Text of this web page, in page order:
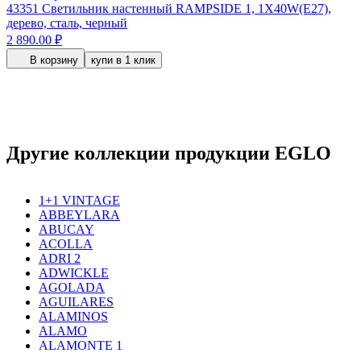
43351 Светильник настенный RAMPSIDE 1, 1X40W(E27),
дерево, сталь, черный
2 890.00 ₽
В корзину купи в 1 клик
Другие коллекции продукции EGLO
1+1 VINTAGE
ABBEYLARA
ABUCAY
ACOLLA
ADRI 2
ADWICKLE
AGOLADA
AGUILARES
ALAMINOS
ALAMO
ALAMONTE 1